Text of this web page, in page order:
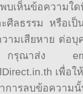
บเห็นข้อความใ
ศีลธรรม หรือเป็
วามเสียหาย ต่อ
กรุณาส่ง
เพื่อ
ำการลบข้อคว